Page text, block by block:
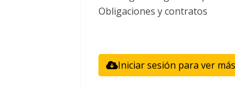
Obligaciones y contratos
Iniciar sesión para ver más